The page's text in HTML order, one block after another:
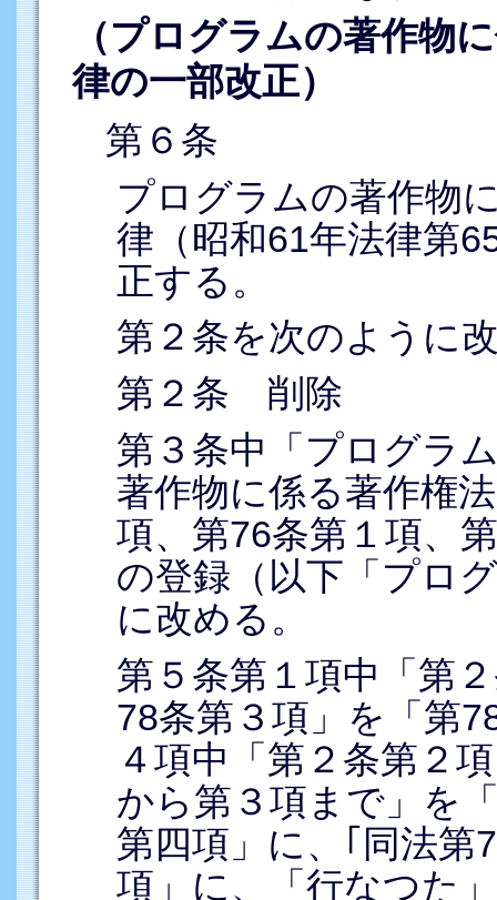
（プログラムの著作物
律の一部改正）
第６条
プログラムの著作物
律（昭和61年法律第
正する。
第２条を次のように
第２条 削除
第３条中「プログラ
著作物に係る著作権
項、第76条第１項、
の登録（以下「プロ
に改める。
第５条第１項中「第
78条第３項」を「第
４項中「第２条第２
から第３項まで」を
第四項」に、｢同法第
項」に、「行なつた